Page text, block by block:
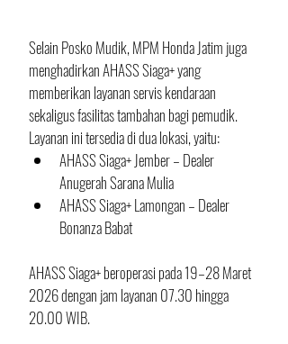
Selain Posko Mudik, MPM Honda Jatim juga
menghadirkan AHASS Siaga+ yang
memberikan layanan servis kendaraan
sekaligus fasilitas tambahan bagi pemudik.
Layanan ini tersedia di dua lokasi, yaitu:
AHASS Siaga+ Jember – Dealer
Anugerah Sarana Mulia
AHASS Siaga+ Lamongan – Dealer
Bonanza Babat
AHASS Siaga+ beroperasi pada 19–28 Maret
2026 dengan jam layanan 07.30 hingga
20.00 WIB.